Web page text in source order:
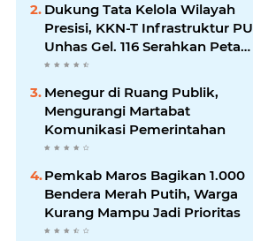
Dukung Tata Kelola Wilayah
Presisi, KKN-T Infrastruktur PU
Unhas Gel. 116 Serahkan Peta
Batas Dusun Berbasis GIS ke
Desa Bonto Matene
Menegur di Ruang Publik,
Mengurangi Martabat
Komunikasi Pemerintahan
Pemkab Maros Bagikan 1.000
Bendera Merah Putih, Warga
Kurang Mampu Jadi Prioritas